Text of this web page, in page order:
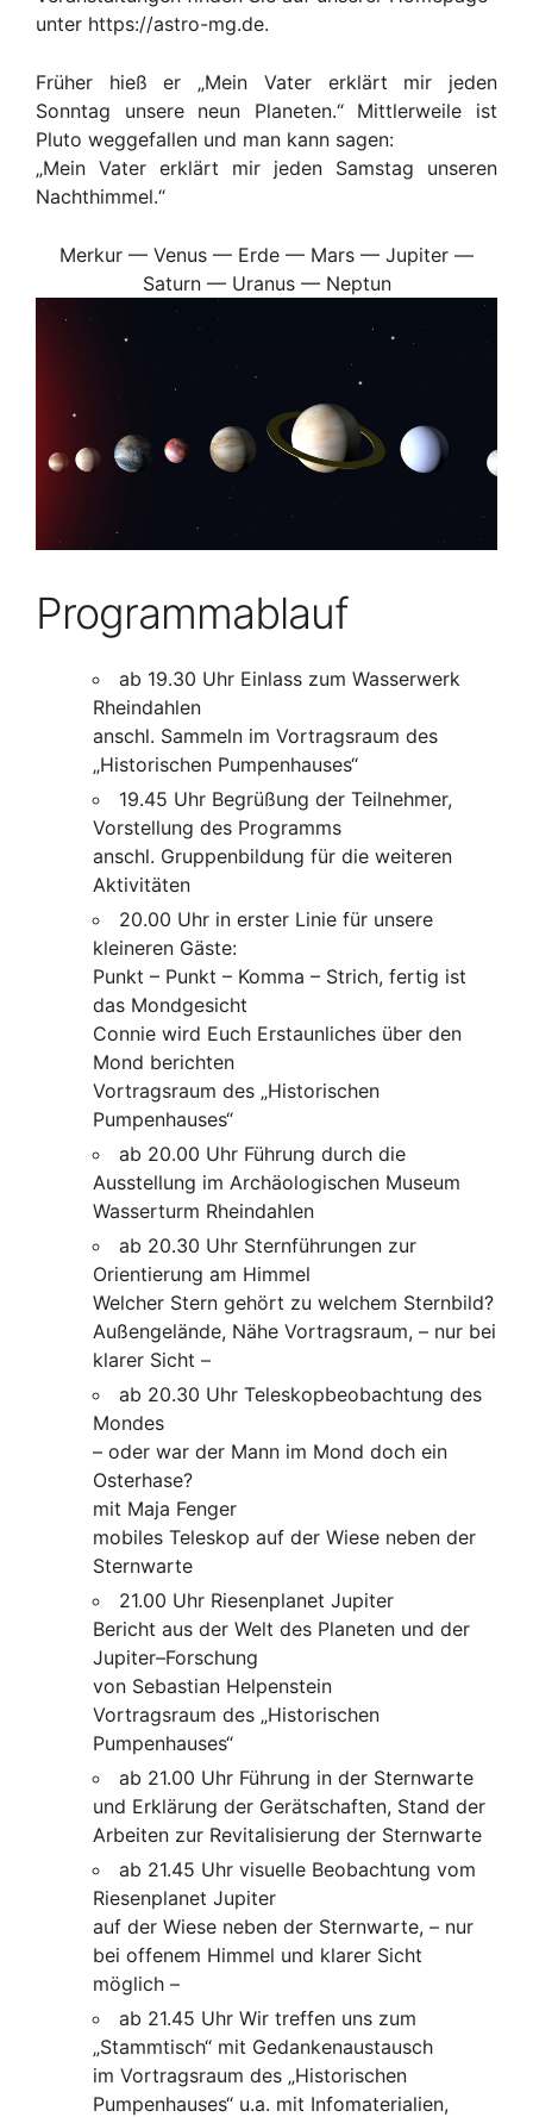
unter https://astro-mg.de.
Früher hieß er „Mein Vater erklärt mir jeden
Sonntag unsere neun Planeten.“ Mittlerweile ist
Pluto weggefallen und man kann sagen:
„Mein Vater erklärt mir jeden Samstag unseren
Nachthimmel.“
Merkur — Venus — Erde — Mars — Jupiter —
Saturn — Uranus — Neptun
Programmablauf
ab 19.30 Uhr Einlass zum Wasserwerk
Rheindahlen
anschl. Sammeln im Vortragsraum des
„Historischen Pumpenhauses“
19.45 Uhr Begrüßung der Teilnehmer,
Vorstellung des Programms
anschl. Gruppenbildung für die weiteren
Aktivitäten
20.00 Uhr in erster Linie für unsere
kleineren Gäste:
Punkt – Punkt – Komma – Strich, fertig ist
das Mondgesicht
Connie wird Euch Erstaunliches über den
Mond berichten
Vortragsraum des „Historischen
Pumpenhauses“
ab 20.00 Uhr Führung durch die
Ausstellung im Archäologischen Museum
Wasserturm Rheindahlen
ab 20.30 Uhr Sternführungen zur
Orientierung am Himmel
Welcher Stern gehört zu welchem Sternbild?
Außengelände, Nähe Vortragsraum, – nur bei
klarer Sicht –
ab 20.30 Uhr Teleskopbeobachtung des
Mondes
– oder war der Mann im Mond doch ein
Osterhase?
mit Maja Fenger
mobiles Teleskop auf der Wiese neben der
Sternwarte
21.00 Uhr Riesenplanet Jupiter
Bericht aus der Welt des Planeten und der
Jupiter–Forschung
von Sebastian Helpenstein
Vortragsraum des „Historischen
Pumpenhauses“
ab 21.00 Uhr Führung in der Sternwarte
und Erklärung der Gerätschaften, Stand der
Arbeiten zur Revitalisierung der Sternwarte
ab 21.45 Uhr visuelle Beobachtung vom
Riesenplanet Jupiter
auf der Wiese neben der Sternwarte, – nur
bei offenem Himmel und klarer Sicht
möglich –
ab 21.45 Uhr Wir treffen uns zum
„Stammtisch“ mit Gedankenaustausch
im Vortragsraum des „Historischen
Pumpenhauses“ u.a. mit Infomaterialien,